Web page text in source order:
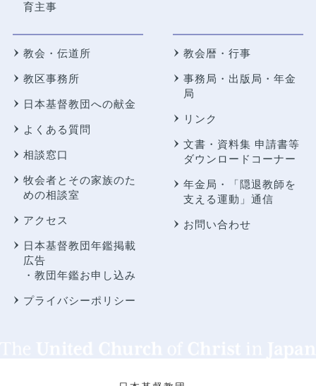
育主事
教会・伝道所
教区事務所
日本基督教団への献金
よくある質問
相談窓口
牧会者とその家族のた
めの相談室
アクセス
日本基督教団年鑑掲載
広告
・教団年鑑お申し込み
プライバシーポリシー
教会暦・行事
事務局・出版局・年金
局
リンク
文書・資料集 申請書等
ダウンロードコーナー
年金局・
「隠退教師を
支える運動」通信
お問い合わせ